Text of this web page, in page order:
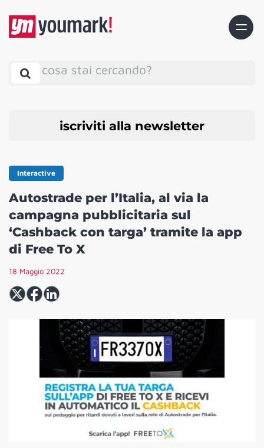
cosa stai cercando?
iscriviti alla newsletter
Interactive
Autostrade per l’Italia, al via la
campagna pubblicitaria sul
‘Cashback con targa’ tramite la app
di Free To X
18 Maggio 2022